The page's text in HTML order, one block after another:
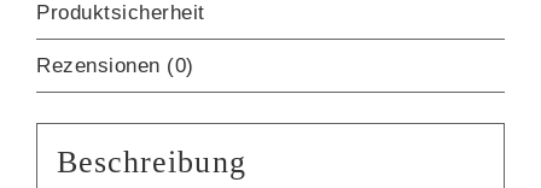
Produktsicherheit
Rezensionen (0)
Beschreibung